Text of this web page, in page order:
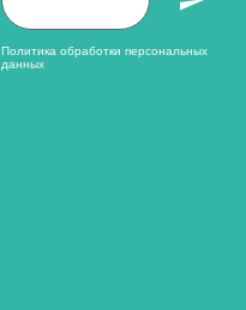
Политика обработки персональных
данных